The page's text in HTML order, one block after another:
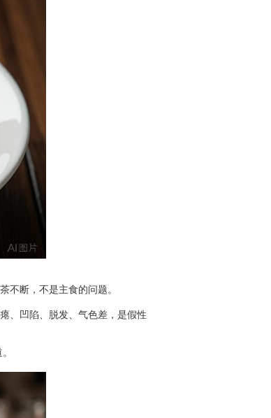
断，不是主食的问题。
、凹陷、脱发、气色差，是假性